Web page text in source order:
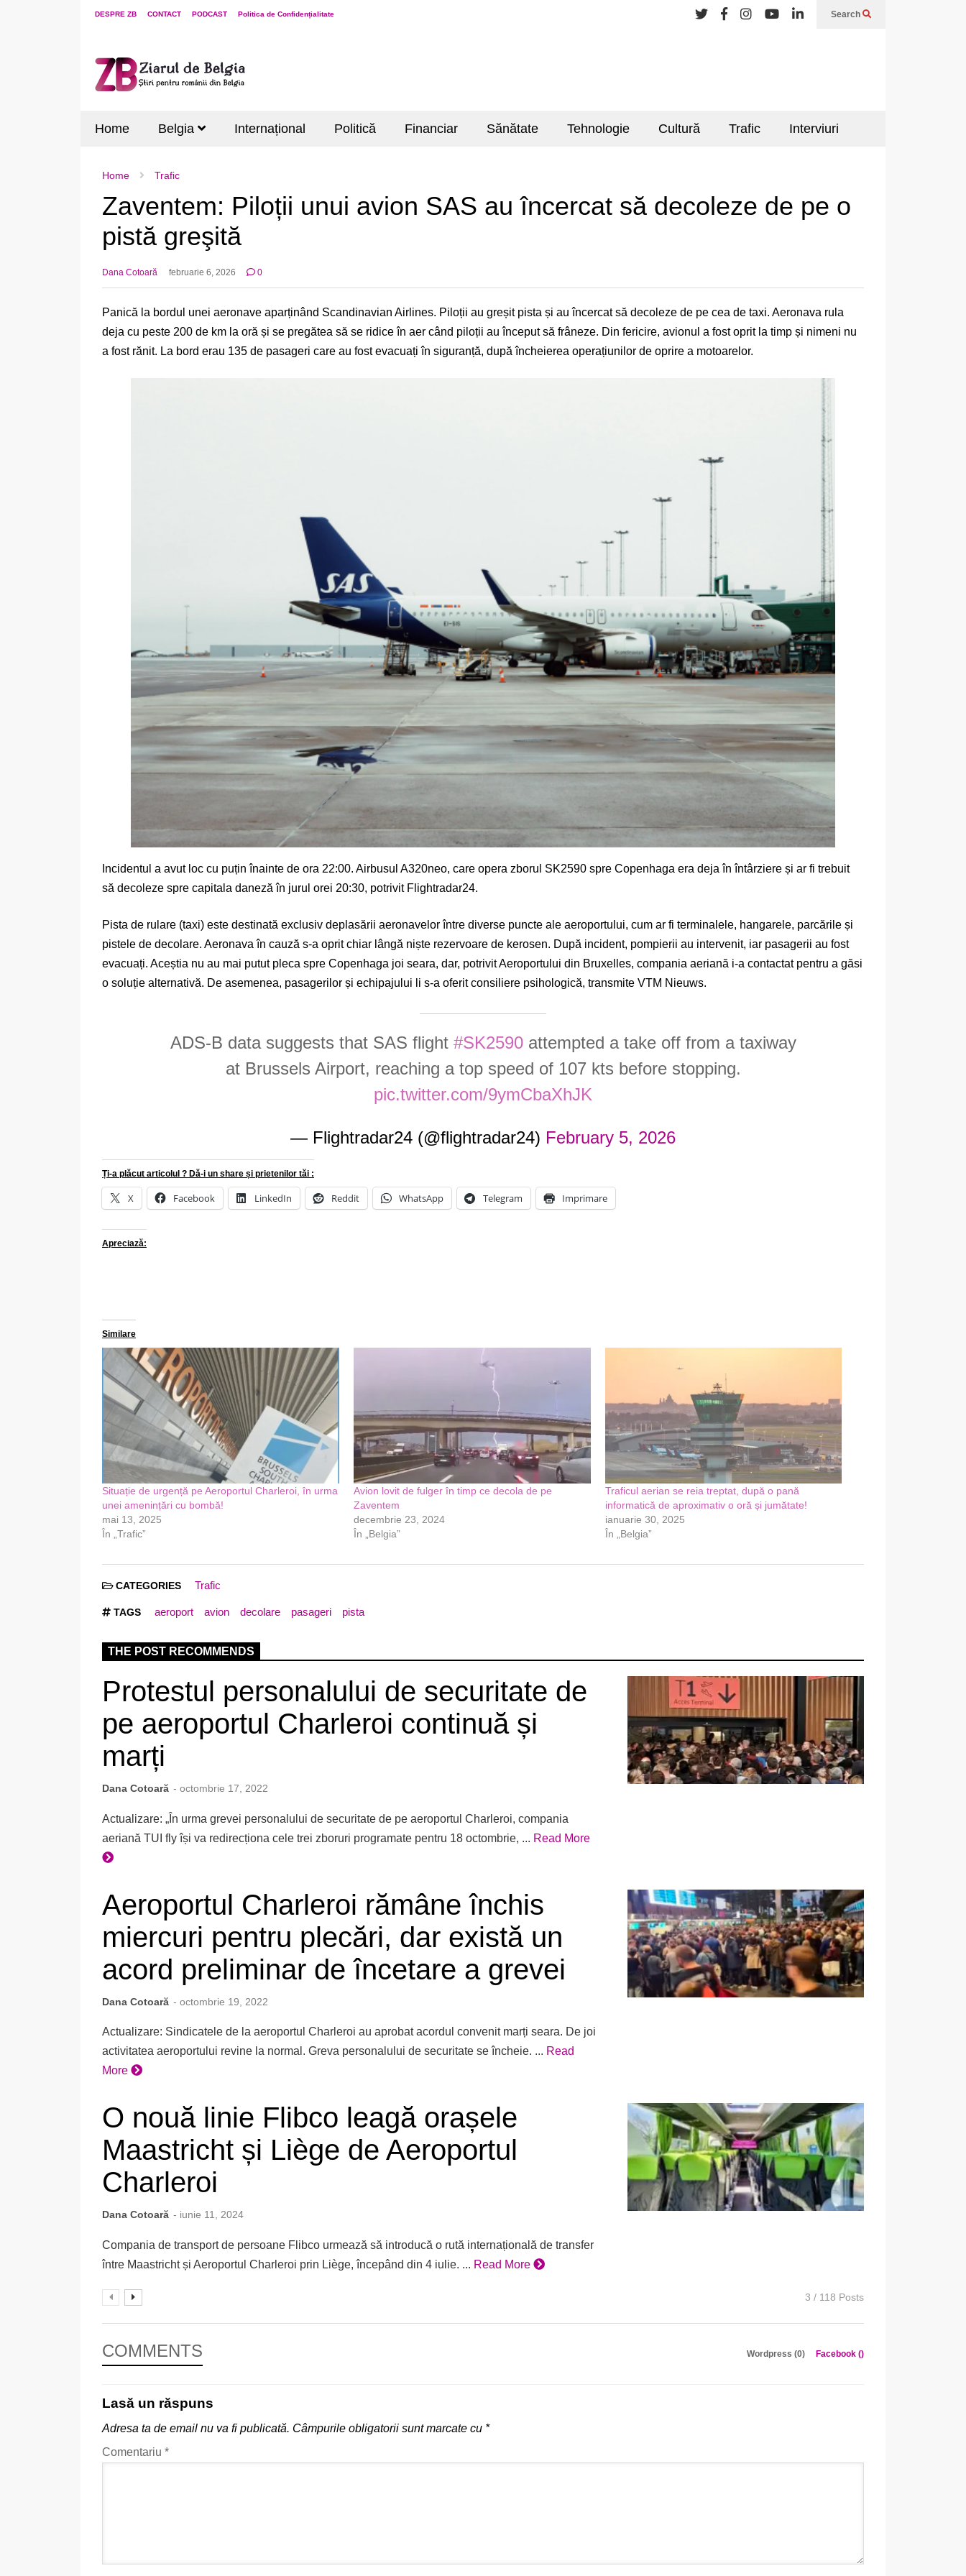
DESPRE ZB CONTACT PODCAST Politica de Confidențialitate Search
Home Belgia Internațional Politică Financiar Sănătate Tehnologie Cultură Trafic Interviuri
Home Trafic
Zaventem: Piloții unui avion SAS au încercat să decoleze de pe o
pistă greşită
Dana Cotoară februarie 6, 2026 0
Panică la bordul unei aeronave aparținând Scandinavian Airlines. Piloții au greșit pista și au încercat să decoleze de pe cea de taxi. Aeronava rula
deja cu peste 200 de km la oră și se pregătea să se ridice în aer când piloții au început să frâneze. Din fericire, avionul a fost oprit la timp și nimeni nu
a fost rănit. La bord erau 135 de pasageri care au fost evacuați în siguranță, după încheierea operațiunilor de oprire a motoarelor.
Incidentul a avut loc cu puțin înainte de ora 22:00. Airbusul A320neo, care opera zborul SK2590 spre Copenhaga era deja în întârziere și ar fi trebuit
să decoleze spre capitala daneză în jurul orei 20:30, potrivit Flightradar24.
Pista de rulare (taxi) este destinată exclusiv deplasării aeronavelor între diverse puncte ale aeroportului, cum ar fi terminalele, hangarele, parcările și
pistele de decolare. Aeronava în cauză s-a oprit chiar lângă niște rezervoare de kerosen. După incident, pompierii au intervenit, iar pasagerii au fost
evacuați. Aceștia nu au mai putut pleca spre Copenhaga joi seara, dar, potrivit Aeroportului din Bruxelles, compania aeriană i-a contactat pentru a găsi
o soluție alternativă. De asemenea, pasagerilor și echipajului li s-a oferit consiliere psihologică, transmite VTM Nieuws.
ADS-B data suggests that SAS flight #SK2590attempted a take off from a taxiway
at Brussels Airport, reaching a top speed of 107 kts before stopping.
pic.twitter.com/9ymCbaXhJK
— Flightradar24 (@flightradar24) February 5, 2026
Ți-a plăcut articolul ? Dă-i un share și prietenilor tăi :
X Facebook LinkedIn Reddit WhatsApp Telegram Imprimare
Apreciază:
Similare
Situație de urgență pe Aeroportul Charleroi, în urma
unei amenințări cu bombă!
mai 13, 2025
În „Trafic”
Avion lovit de fulger în timp ce decola de pe
Zaventem
decembrie 23, 2024
În „Belgia”
Traficul aerian se reia treptat, după o pană
informatică de aproximativ o oră și jumătate!
ianuarie 30, 2025
În „Belgia”
CATEGORIES Trafic
TAGS aeroport avion decolare pasageri pista
THE POST RECOMMENDS
Protestul personalului de securitate de
pe aeroportul Charleroi continuă și
marți
Dana Cotoară - octombrie 17, 2022
Actualizare: „În urma grevei personalului de securitate de pe aeroportul Charleroi, compania
aeriană TUI fly își va redirecționa cele trei zboruri programate pentru 18 octombrie, ... Read More
Aeroportul Charleroi rămâne închis
miercuri pentru plecări, dar există un
acord preliminar de încetare a grevei
Dana Cotoară - octombrie 19, 2022
Actualizare: Sindicatele de la aeroportul Charleroi au aprobat acordul convenit marți seara. De joi
activitatea aeroportului revine la normal. Greva personalului de securitate se încheie. ... Read
More
O nouă linie Flibco leagă orașele
Maastricht și Liège de Aeroportul
Charleroi
Dana Cotoară - iunie 11, 2024
Compania de transport de persoane Flibco urmează să introducă o rută internațională de transfer
între Maastricht și Aeroportul Charleroi prin Liège, începând din 4 iulie. ... Read More
3 / 118 Posts
COMMENTS Wordpress (0) Facebook ()
Lasă un răspuns
Adresa ta de email nu va fi publicată. Câmpurile obligatorii sunt marcate cu *
Comentariu *